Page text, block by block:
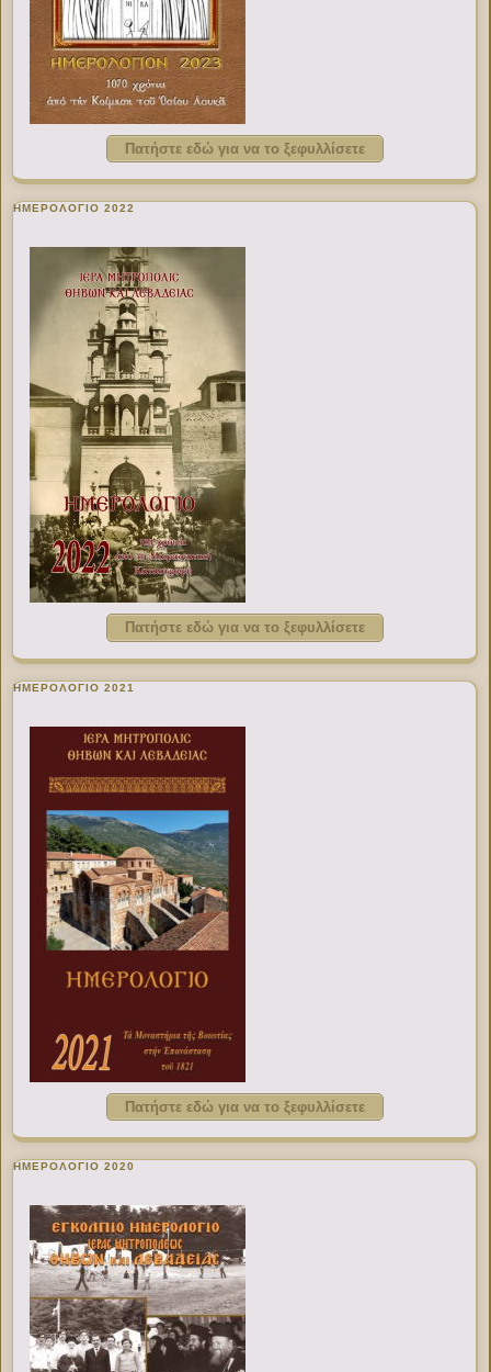
Πατήστε εδώ για να το ξεφυλλίσετε
ΗΜΕΡΟΛΟΓΙΟ 2022
Πατήστε εδώ για να το ξεφυλλίσετε
ΗΜΕΡΟΛΟΓΙΟ 2021
Πατήστε εδώ για να το ξεφυλλίσετε
ΗΜΕΡΟΛΟΓΙΟ 2020